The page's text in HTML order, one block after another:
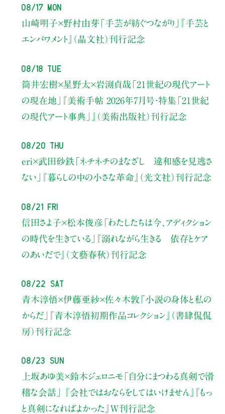
08/17 Mon
山崎明子×野村由芽 「手芸が紡ぐつながり」
『手芸と
エンパワメント』（晶文社）刊行記念
08/18 Tue
筒井宏樹×星野太×岩渕貞哉 「21世紀の現代アート
の現在地」
『美術手帖 2026年7月号・特集「21世紀
の現代アート事典」』（美術出版社）刊行記念
08/20 Thu
eri×武田砂鉄「ネチネチのまなざし 違和感を見逃さ
ない」
『暮らしの中の小さな革命』（光文社）刊行記念
08/21 Fri
信田さよ子×松本俊彦 「わたしたちは今、アディクション
の時代を生きている」
『溺れながら生きる 依存とケア
のあいだで』（文藝春秋）刊行記念
08/22 Sat
青木淳悟×伊藤亜紗×佐々木敦 「小説の身体と私の
からだ」
『青木淳悟初期作品コレクション』（書肆侃侃
房）刊行記念
08/23 Sun
上坂あゆ美×鈴木ジェロニモ 「自分にまつわる真剣で滑
稽な会話」
『会社ではおならをしてはいけません』『もっ
と真剣になればよかった』W刊行記念